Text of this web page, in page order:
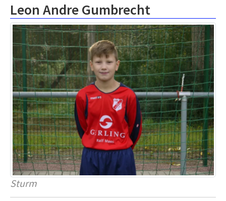
Leon Andre Gumbrecht
Sturm